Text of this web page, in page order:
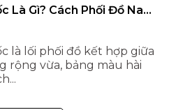
Là Gì? Cách Phối Đồ Nam
là lối phối đồ kết hợp giữa
rộng vừa, bảng màu hài